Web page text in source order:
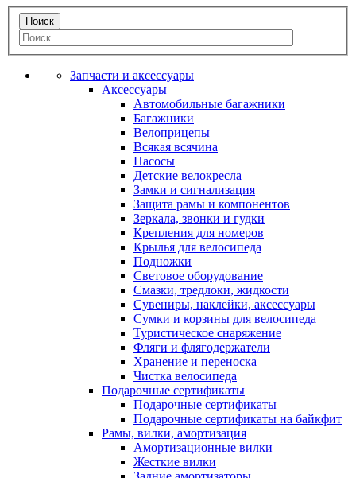
Запчасти и аксессуары
Аксессуары
Автомобильные багажники
Багажники
Велоприцепы
Всякая всячина
Насосы
Детские велокресла
Замки и сигнализация
Защита рамы и компонентов
Зеркала, звонки и гудки
Крепления для номеров
Крылья для велосипеда
Подножки
Световое оборудование
Смазки, тредлоки, жидкости
Сувениры, наклейки, аксессуары
Сумки и корзины для велосипеда
Туристическое снаряжение
Фляги и флягодержатели
Хранение и переноска
Чистка велосипеда
Подарочные сертификаты
Подарочные сертификаты
Подарочные сертификаты на байкфит
Рамы, вилки, амортизация
Амортизационные вилки
Жесткие вилки